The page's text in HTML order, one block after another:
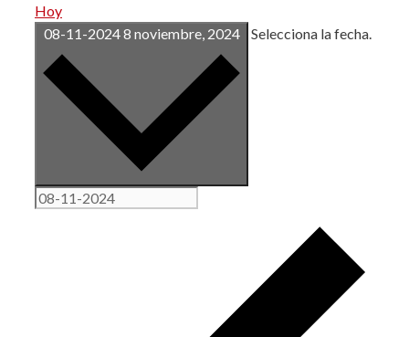
Hoy
08-11-20248 noviembre, 2024 Selecciona la fecha.